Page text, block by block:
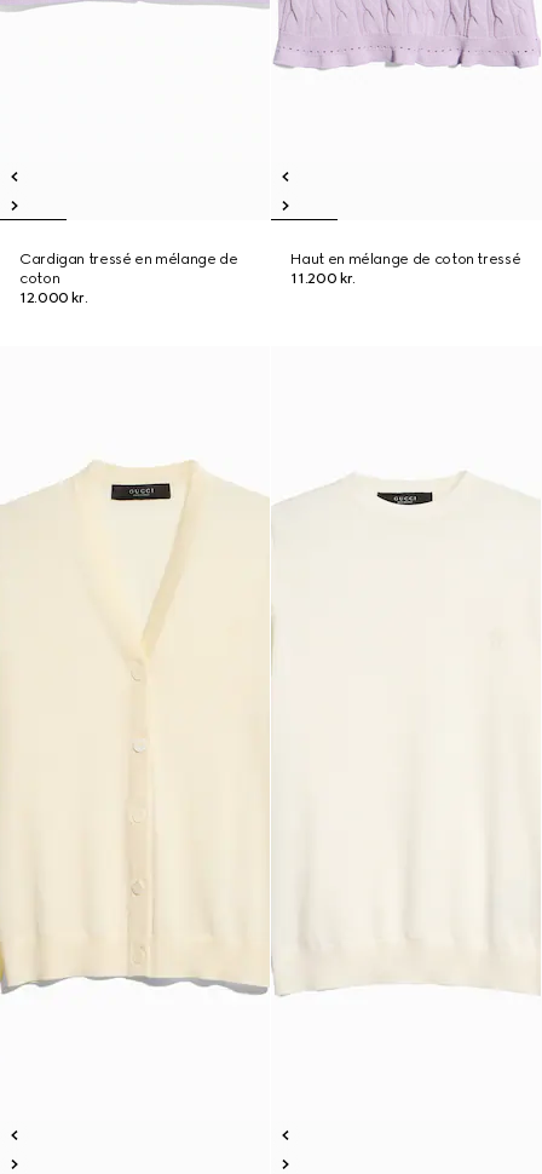
Cardigan tressé en mélange de
coton
12.000 kr.
Haut en mélange de coton tressé
11.200 kr.